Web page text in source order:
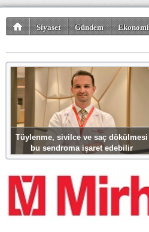
Siyaset Gündem Ekonomi
Tüylenme, sivilce ve saç dökülmesi
bu sendroma işaret edebilir